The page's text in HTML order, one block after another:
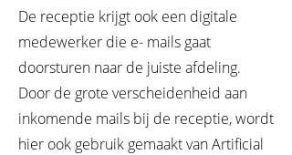
De receptie krijgt ook een digitale
medewerker die e- mails gaat
doorsturen naar de juiste afdeling.
Door de grote verscheidenheid aan
inkomende mails bij de receptie, wordt
hier ook gebruik gemaakt van Artificial